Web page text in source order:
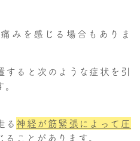
みを感じる場合もありま
すると次のような症状を引
る 神経が筋緊張によって圧
ことがあります。